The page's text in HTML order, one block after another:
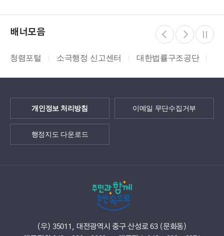
배너모음
청렴포털 소극행정 신고센터 대한법률구조공단
개인정보 처리방침 이메일 무단수집거부
행정지도 다운로드
(우) 35011, 대전광역시 중구 산성로 63 (문화동)